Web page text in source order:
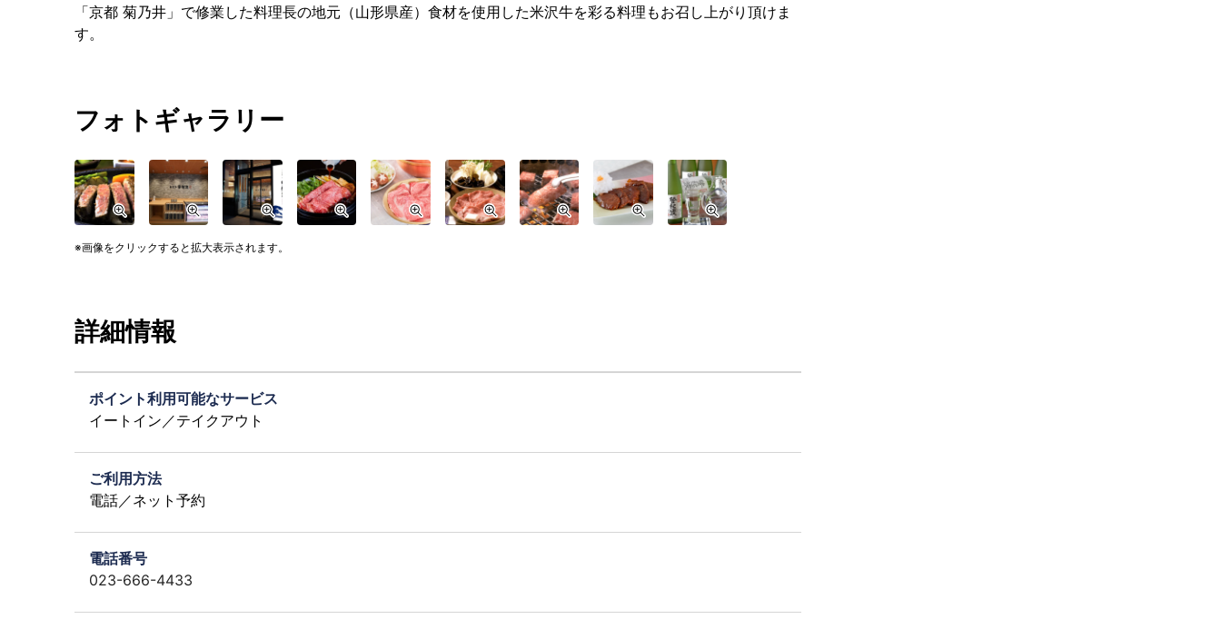
「京都 菊乃井」で修業した料理長の地元（山形県産）食材を使用した米沢牛を彩る料理もお召し上がり頂けま
す。
フォトギャラリー
画像をクリックすると拡大表示されます。
詳細情報
ポイント利用可能なサービス
イートイン／テイクアウト
ご利用方法
電話／ネット予約
電話番号
023-666-4433